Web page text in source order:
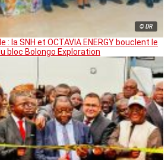
© DR
: la SNH et OCTAVIA ENERGY bouclent le
bloc Bolongo Exploration